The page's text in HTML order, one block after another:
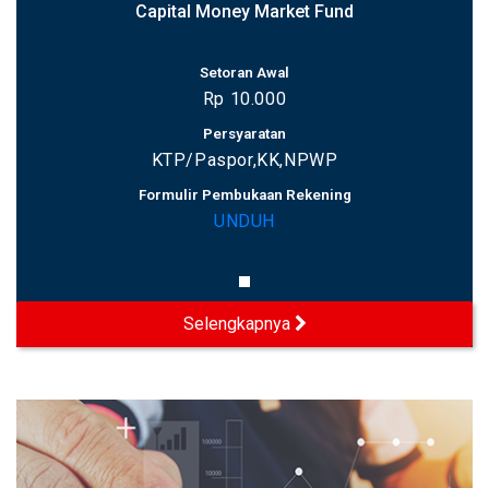
Capital Money Market Fund
Setoran Awal
Rp 10.000
Persyaratan
KTP/Paspor,KK,NPWP
Formulir Pembukaan Rekening
UNDUH
Selengkapnya